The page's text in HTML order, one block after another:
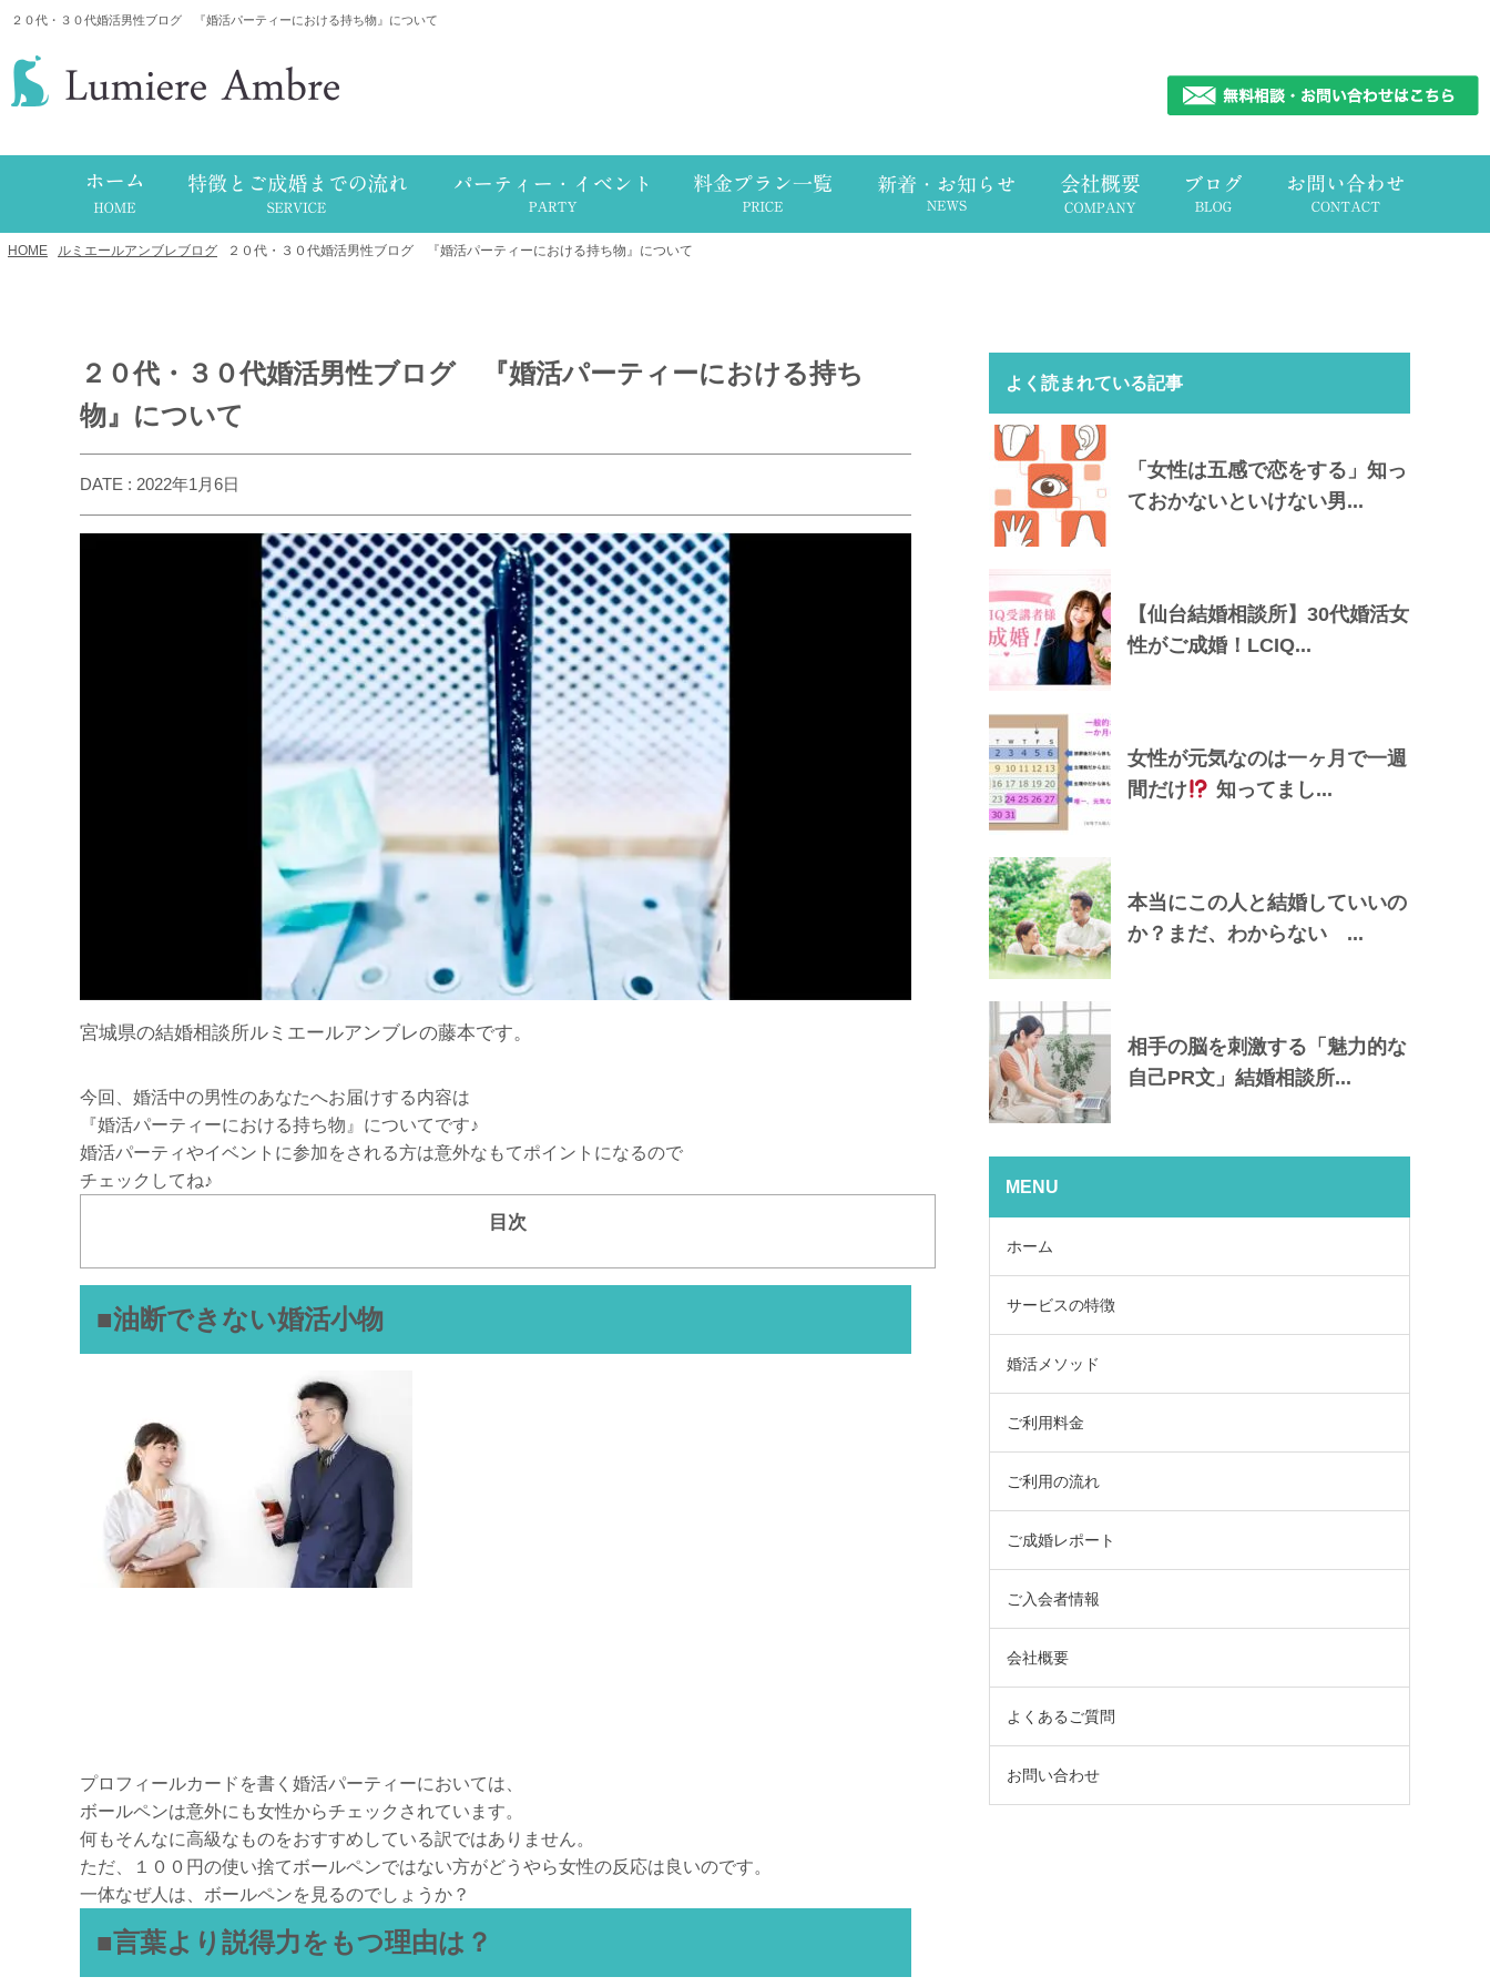
２０代・３０代婚活男性ブログ 『婚活パーティーにおける持ち物』について
HOME ルミエールアンブレブログ ２０代・３０代婚活男性ブログ 『婚活パーティーにおける持ち物』について
２０代・３０代婚活男性ブログ 『婚活パーティーにおける持ち
物』について
DATE : 2022年1月6日
宮城県の結婚相談所ルミエールアンブレの藤本です。
今回、婚活中の男性のあなたへお届けする内容は
『婚活パーティーにおける持ち物』についてです♪
婚活パーティやイベントに参加をされる方は意外なもてポイントになるので
チェックしてね♪
目次
■油断できない婚活小物
プロフィールカードを書く婚活パーティーにおいては、
ボールペンは意外にも女性からチェックされています。
何もそんなに高級なものをおすすめしている訳ではありません。
ただ、１００円の使い捨てボールペンではない方がどうやら女性の反応は良いのです。
一体なぜ人は、ボールペンを見るのでしょうか？
■言葉より説得力をもつ理由は？
よく読まれている記事
「女性は五感で恋をする」知っ
ておかないといけない男...
【仙台結婚相談所】30代婚活女
性がご成婚！LCIQ...
女性が元気なのは一ヶ月で一週
間だけ
知ってまし...
本当にこの人と結婚していいの
か？まだ、わからない ...
相手の脳を刺激する「魅力的な
自己PR文」結婚相談所...
MENU
ホーム
サービスの特徴
婚活メソッド
ご利用料金
ご利用の流れ
ご成婚レポート
ご入会者情報
会社概要
よくあるご質問
お問い合わせ